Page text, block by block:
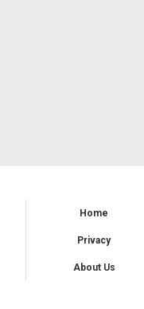
Home
Privacy
About Us